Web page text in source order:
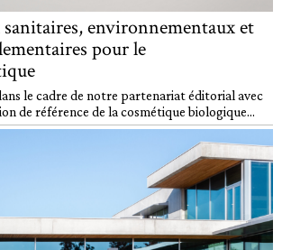
environnementaux et
pour le
le cadre de notre partenariat éditorial avec
de référence de la cosmétique biologique...